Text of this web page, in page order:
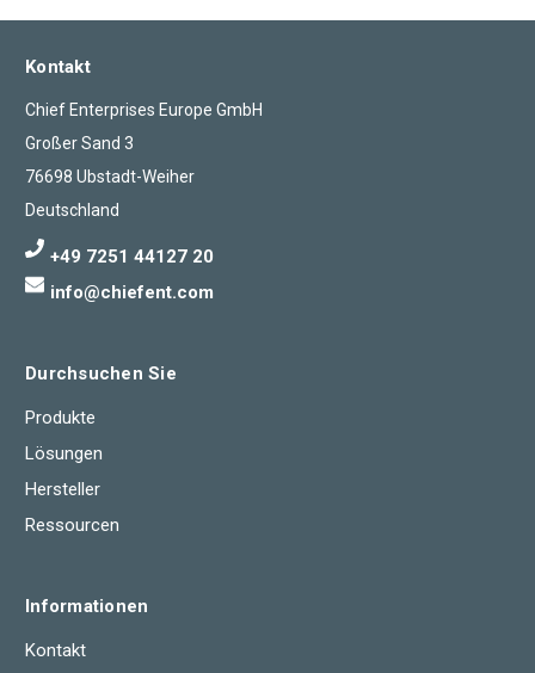
Kontakt
Chief Enterprises Europe GmbH
Großer Sand 3
76698 Ubstadt-Weiher
Deutschland
+49 7251 44127 20
info@chiefent.com
Durchsuchen Sie
Produkte
Lösungen
Hersteller
Ressourcen
Informationen
Kontakt